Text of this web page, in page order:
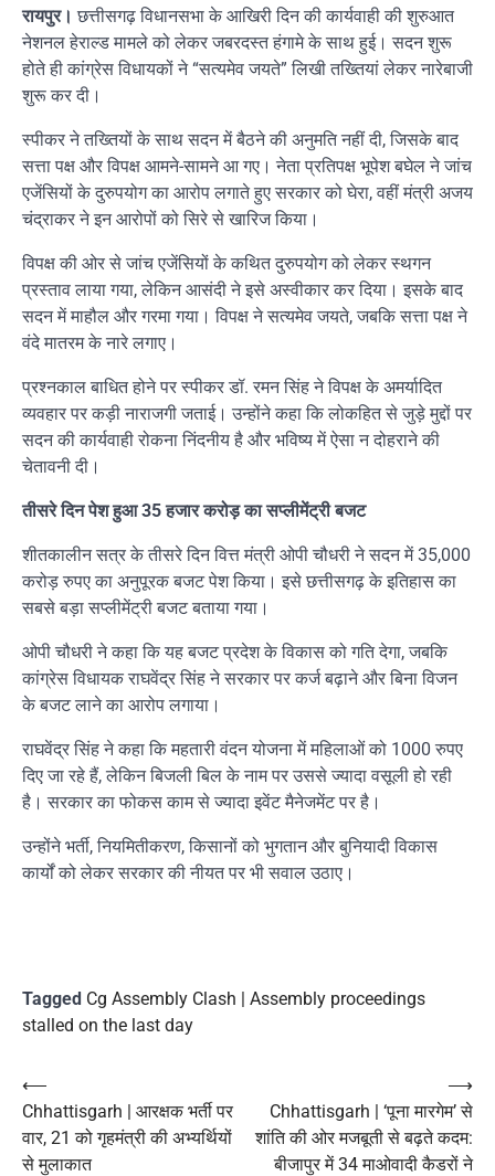
रायपुर। छत्तीसगढ़ विधानसभा के आखिरी दिन की कार्यवाही की शुरुआत
नेशनल हेराल्ड मामले को लेकर जबरदस्त हंगामे के साथ हुई। सदन शुरू
होते ही कांग्रेस विधायकों ने “सत्यमेव जयते” लिखी तख्तियां लेकर नारेबाजी
शुरू कर दी।
स्पीकर ने तख्तियों के साथ सदन में बैठने की अनुमति नहीं दी, जिसके बाद
सत्ता पक्ष और विपक्ष आमने-सामने आ गए। नेता प्रतिपक्ष भूपेश बघेल ने जांच
एजेंसियों के दुरुपयोग का आरोप लगाते हुए सरकार को घेरा, वहीं मंत्री अजय
चंद्राकर ने इन आरोपों को सिरे से खारिज किया।
विपक्ष की ओर से जांच एजेंसियों के कथित दुरुपयोग को लेकर स्थगन
प्रस्ताव लाया गया, लेकिन आसंदी ने इसे अस्वीकार कर दिया। इसके बाद
सदन में माहौल और गरमा गया। विपक्ष ने सत्यमेव जयते, जबकि सत्ता पक्ष ने
वंदे मातरम के नारे लगाए।
प्रश्नकाल बाधित होने पर स्पीकर डॉ. रमन सिंह ने विपक्ष के अमर्यादित
व्यवहार पर कड़ी नाराजगी जताई। उन्होंने कहा कि लोकहित से जुड़े मुद्दों पर
सदन की कार्यवाही रोकना निंदनीय है और भविष्य में ऐसा न दोहराने की
चेतावनी दी।
तीसरे दिन पेश हुआ 35 हजार करोड़ का सप्लीमेंट्री बजट
शीतकालीन सत्र के तीसरे दिन वित्त मंत्री ओपी चौधरी ने सदन में 35,000
करोड़ रुपए का अनुपूरक बजट पेश किया। इसे छत्तीसगढ़ के इतिहास का
सबसे बड़ा सप्लीमेंट्री बजट बताया गया।
ओपी चौधरी ने कहा कि यह बजट प्रदेश के विकास को गति देगा, जबकि
कांग्रेस विधायक राघवेंद्र सिंह ने सरकार पर कर्ज बढ़ाने और बिना विजन
के बजट लाने का आरोप लगाया।
राघवेंद्र सिंह ने कहा कि महतारी वंदन योजना में महिलाओं को 1000 रुपए
दिए जा रहे हैं, लेकिन बिजली बिल के नाम पर उससे ज्यादा वसूली हो रही
है। सरकार का फोकस काम से ज्यादा इवेंट मैनेजमेंट पर है।
उन्होंने भर्ती, नियमितीकरण, किसानों को भुगतान और बुनियादी विकास
कार्यों को लेकर सरकार की नीयत पर भी सवाल उठाए।
Tagged Cg Assembly Clash | Assembly proceedings
stalled on the last day
Post
navigation
⟵
Chhattisgarh | आरक्षक भर्ती पर
वार, 21 को गृहमंत्री की अभ्यर्थियों
से मुलाकात
Chhattisgarh | ‘पूना मारगेम’ से
शांति की ओर मजबूती से बढ़ते कदम:
बीजापुर में 34 माओवादी कैडरों ने
⟶